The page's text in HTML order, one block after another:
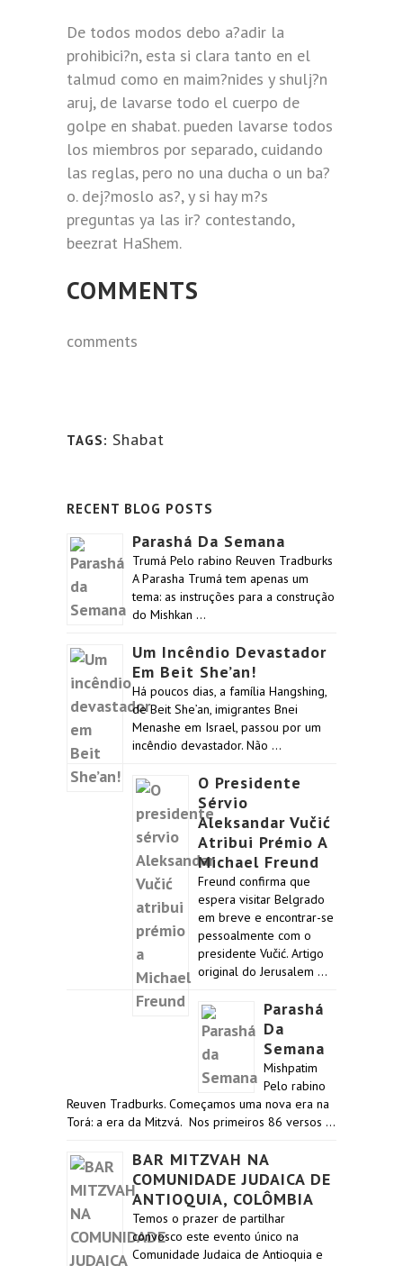
De todos modos debo a?adir la
prohibici?n, esta si clara tanto en el
talmud como en maim?nides y shulj?n
aruj, de lavarse todo el cuerpo de
golpe en shabat. pueden lavarse todos
los miembros por separado, cuidando
las reglas, pero no una ducha o un ba?
o. dej?moslo as?, y si hay m?s
preguntas ya las ir? contestando,
beezrat HaShem.
COMMENTS
comments
TAGS: Shabat
RECENT BLOG POSTS
Parashá Da Semana
Trumá Pelo rabino Reuven Tradburks
A Parasha Trumá tem apenas um
tema: as instruções para a construção
do Mishkan …
Um Incêndio Devastador
Em Beit She’an!
Há poucos dias, a família Hangshing,
de Beit She’an, imigrantes Bnei
Menashe em Israel, passou por um
incêndio devastador. Não …
O Presidente
Sérvio
Aleksandar Vučić
Atribui Prémio A
Michael Freund
Freund confirma que
espera visitar Belgrado
em breve e encontrar-se
pessoalmente com o
presidente Vučić. Artigo
original do Jerusalem …
Parashá
Da
Semana
Mishpatim
Pelo rabino
Reuven Tradburks. Começamos uma nova era na
Torá: a era da Mitzvá. Nos primeiros 86 versos …
BAR MITZVAH NA
COMUNIDADE JUDAICA DE
ANTIOQUIA, COLÔMBIA
Temos o prazer de partilhar
convosco este evento único na
Comunidade Judaica de Antioquia e